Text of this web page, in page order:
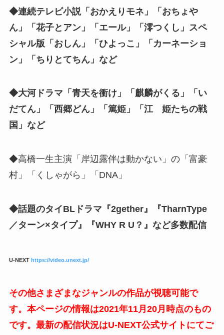
◆連続テレビ小説「おかえりモネ」「おちょや
ん」「花子とアン」「エール」「澪つくし」スペ
シャル版「おしん」「ひよっこ」「カーネーショ
ン」「ちりとてちん」など
◆大河ドラマ「青天を衝け」「麒麟がくる」「い
だてん」「西郷どん」「篤姫」「江 姫たちの戦
国」など
◆高橋一生主演「岸辺露伴は動かない」の「富豪
村」「くしゃがら」「DNA」
◆話題のタイBLドラマ『2gether』『TharnType
／ターン×タイプ』『WHY R U？』など多数配信
U-NEXT https://video.unext.jp/
その他さまざまなジャンルの作品が視聴可能で
す。本ページの情報は2021年11月20月時点のもの
です。最新の配信状況はU-NEXT公式サイトにてご